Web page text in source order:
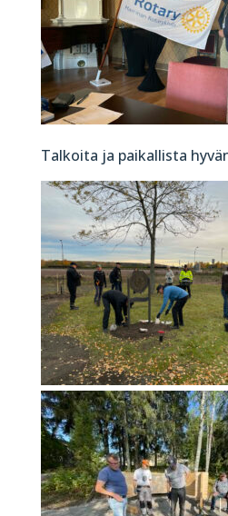
Talkoita ja paikallista